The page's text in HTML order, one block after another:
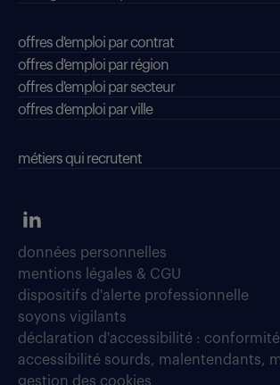
offres d'emploi par contrat
offres d'emploi par région
offres d'emploi par secteur
offres d’emploi par ville
métiers qui recrutent
données personnelles
mentions légales & CGU
dispositifs d'alerte professionnelle
soyons vigilants
déclaration d'accessibilité :
accessibilité sourds, malentendants,
gestion des cookies